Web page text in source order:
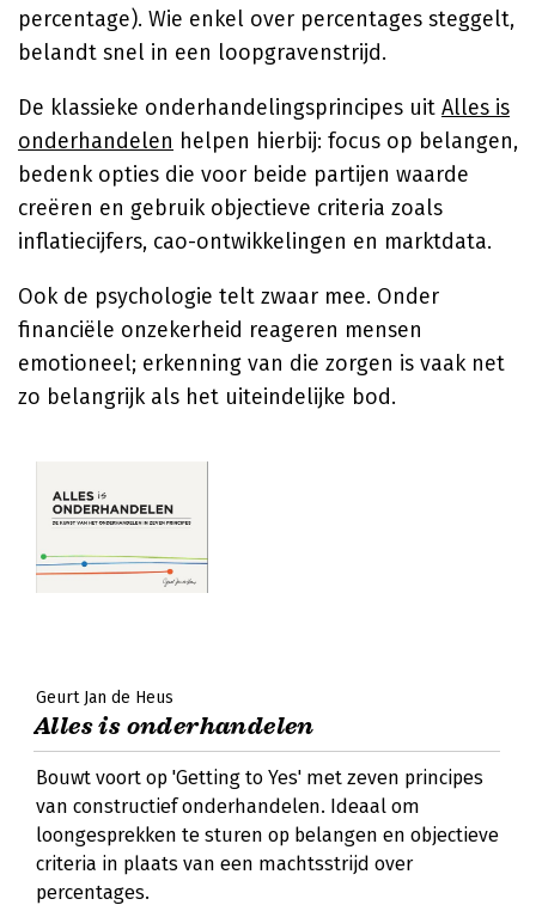
percentage). Wie enkel over percentages steggelt,
belandt snel in een loopgravenstrijd.
De klassieke onderhandelingsprincipes uit Alles is
onderhandelen helpen hierbij: focus op belangen,
bedenk opties die voor beide partijen waarde
creëren en gebruik objectieve criteria zoals
inflatiecijfers, cao-ontwikkelingen en marktdata.
Ook de psychologie telt zwaar mee. Onder
financiële onzekerheid reageren mensen
emotioneel; erkenning van die zorgen is vaak net
zo belangrijk als het uiteindelijke bod.
Geurt Jan de Heus
Alles is onderhandelen
Bouwt voort op 'Getting to Yes' met zeven principes
van constructief onderhandelen. Ideaal om
loongesprekken te sturen op belangen en objectieve
criteria in plaats van een machtsstrijd over
percentages.